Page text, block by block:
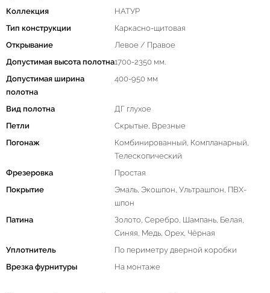
Коллекция
НАТУР
Тип конструкции
Каркасно-щитовая
Открывание
Левое / Правое
Допустимая высота полотна1700-2350 мм.
Допустимая ширина
полотна
400-950 мм
Вид полотна
ДГ глухое
Петли
Скрытые, Врезные
Погонаж
Комбинированный, Компланарный,
Телескопический
Фрезеровка
Простая
Покрытие
Эмаль, Экошпон, Ультрашпон, ПВХ-
шпон
Патина
Золото, Серебро, Шампань, Белая,
Синяя, Медь, Орех, Чёрная
Уплотнитель
По периметру дверной коробки
Врезка фурнитуры
На монтаже